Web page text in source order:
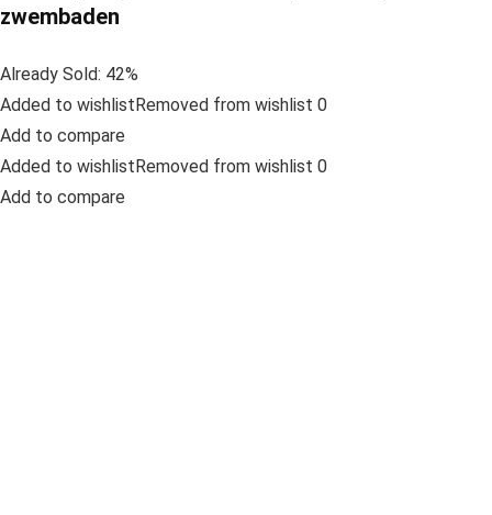
zwembaden
Already Sold: 42%
Added to wishlistRemoved from wishlist 0
Add to compare
Added to wishlistRemoved from wishlist 0
Add to compare